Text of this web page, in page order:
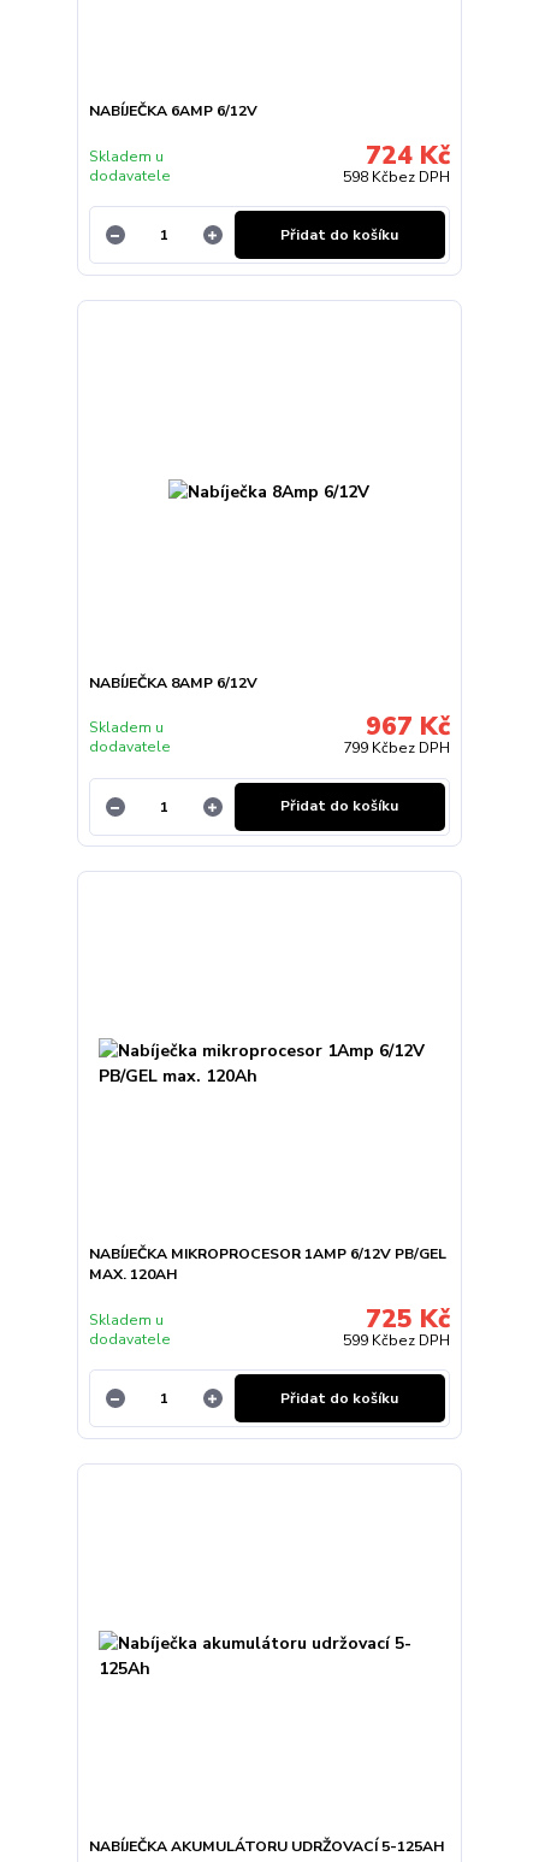
NABÍJEČKA 6AMP 6/12V
724 Kč
598 Kčbez DPH
Skladem u
dodavatele
Přidat do košíku
NABÍJEČKA 8AMP 6/12V
967 Kč
799 Kčbez DPH
Skladem u
dodavatele
Přidat do košíku
NABÍJEČKA MIKROPROCESOR 1AMP 6/12V PB/GEL
MAX. 120AH
725 Kč
599 Kčbez DPH
Skladem u
dodavatele
Přidat do košíku
NABÍJEČKA AKUMULÁTORU UDRŽOVACÍ 5-125AH